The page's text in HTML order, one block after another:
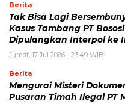
Berita
Tak Bisa Lagi
Kasus Tambang PT Bososi
Dipulangkan Interpol ke
Jumat, 17 Jul 2026 - 23:49 WIB
Berita
Mengurai Misteri
Pusaran Timah Ilegal PT